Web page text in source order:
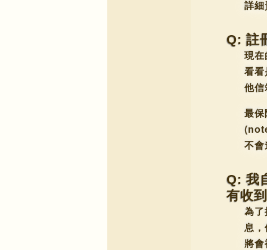
詳細
Q: 註
現在
看看
他信
最保
(
不會
Q: 我
有收
為了
息
將會